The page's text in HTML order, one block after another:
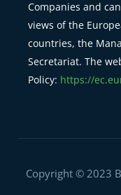
Companies and
views of the
countries, the
Secretariat. The
Policy: https://
Copyright © 2023